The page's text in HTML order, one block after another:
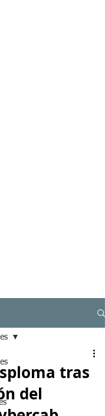
tras
del